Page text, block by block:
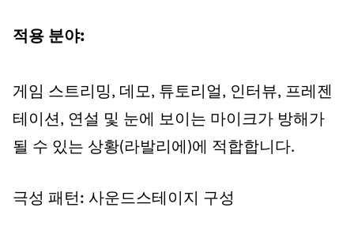
적용 분야:
게임 스트리밍, 데모, 튜토리얼, 인터뷰, 프레젠
테이션, 연설 및 눈에 보이는 마이크가 방해가
될 수 있는 상황(라발리에)에 적합합니다.
극성 패턴: 사운드스테이지 구성